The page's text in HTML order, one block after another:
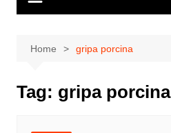
Home gripa porcina
Tag: gripa porcina